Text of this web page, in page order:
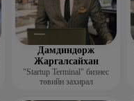
Дамдиндорж
Жаргалсайхан
"Startup Terminal" бизнес
төвийн захирал